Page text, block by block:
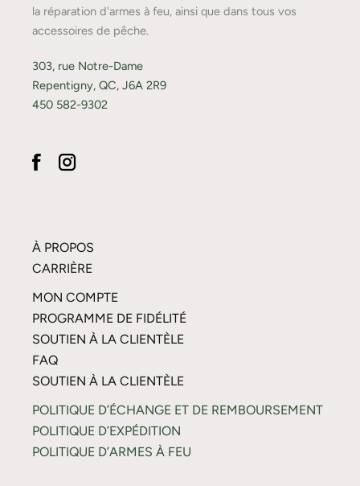
la réparation d'armes à feu, ainsi que dans tous vos
accessoires de pêche.
303, rue Notre-Dame
Repentigny, QC, J6A 2R9
450 582-9302
À PROPOS
CARRIÈRE
MON COMPTE
PROGRAMME DE FIDÉLITÉ
SOUTIEN À LA CLIENTÈLE
FAQ
SOUTIEN À LA CLIENTÈLE
POLITIQUE D’ÉCHANGE ET DE REMBOURSEMENT
POLITIQUE D’EXPÉDITION
POLITIQUE D’ARMES À FEU